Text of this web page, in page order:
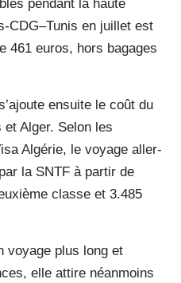
pendant la haute
CDG–Tunis en juillet est
461 euros, hors bagages
ensuite le coût du
Alger. Selon les
Algérie, le voyage aller-
la SNTF à partir de
classe et 3.485
voyage plus long et
elle attire néanmoins